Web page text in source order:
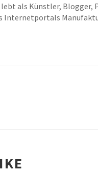
als Künstler,
Internetportals